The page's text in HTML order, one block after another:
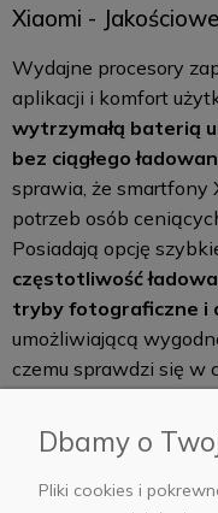
Xiaomi -
Wydajne procesory
aplikacji i komfort
wytrzymałą baterią
bez ciągłego
sprawia, że smartfony
potrzeb osób
Posiadają opcję
częstotliwość
tryby fotograficzne i
umożliwiającą
czemu sprawdzi się w
są dobrym wyborem
ale też dla bardziej
użytkowników, którzy
Dbamy o
Pliki cookies i